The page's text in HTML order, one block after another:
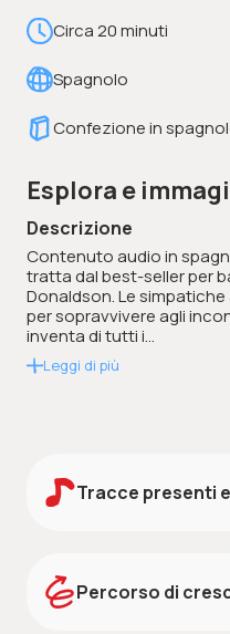
Circa 20 minuti
Spagnolo
Confezione in
Esplora e
Descrizione
Contenuto audio in
tratta dal best-seller per
Donaldson. Le
per sopravvivere agli
inventa di tutti i...
Leggi di più
Tracce presenti
STORIEPercorso di